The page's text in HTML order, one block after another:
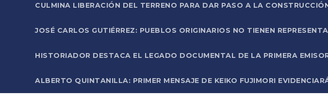
CULMINA LIBERACIÓN DEL TERRENO PARA DAR PASO A LA
JOSÉ CARLOS GUTIÉRREZ: PUEBLOS ORIGINARIOS NO TIENEN
HISTORIADOR DESTACA EL LEGADO DOCUMENTAL DE LA PRIMERA
ALBERTO QUINTANILLA: PRIMER MENSAJE DE KEIKO FUJIMORI